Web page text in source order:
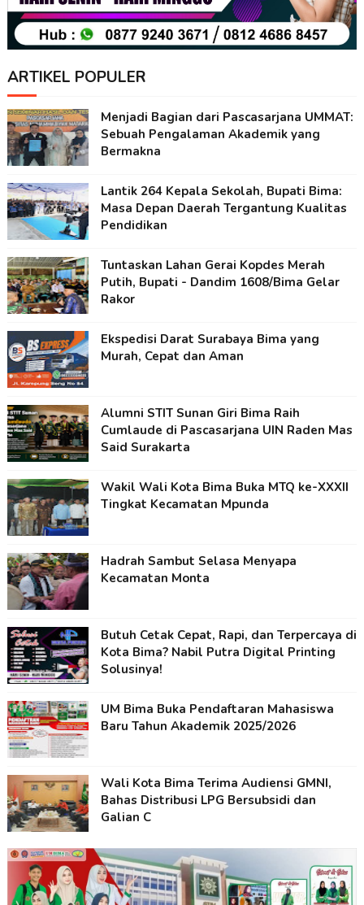
ARTIKEL POPULER
Menjadi Bagian dari Pascasarjana UMMAT:
Sebuah Pengalaman Akademik yang
Bermakna
Lantik 264 Kepala Sekolah, Bupati Bima:
Masa Depan Daerah Tergantung Kualitas
Pendidikan
Tuntaskan Lahan Gerai Kopdes Merah
Putih, Bupati - Dandim 1608/Bima Gelar
Rakor
Ekspedisi Darat Surabaya Bima yang
Murah, Cepat dan Aman
Alumni STIT Sunan Giri Bima Raih
Cumlaude di Pascasarjana UIN Raden Mas
Said Surakarta
Wakil Wali Kota Bima Buka MTQ ke-XXXII
Tingkat Kecamatan Mpunda
Hadrah Sambut Selasa Menyapa
Kecamatan Monta
Butuh Cetak Cepat, Rapi, dan Terpercaya di
Kota Bima? Nabil Putra Digital Printing
Solusinya!
UM Bima Buka Pendaftaran Mahasiswa
Baru Tahun Akademik 2025/2026
Wali Kota Bima Terima Audiensi GMNI,
Bahas Distribusi LPG Bersubsidi dan
Galian C